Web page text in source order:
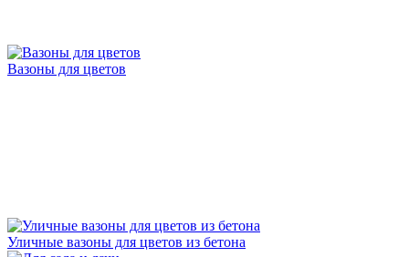
Вазоны для цветов
Уличные вазоны для цветов из бетона